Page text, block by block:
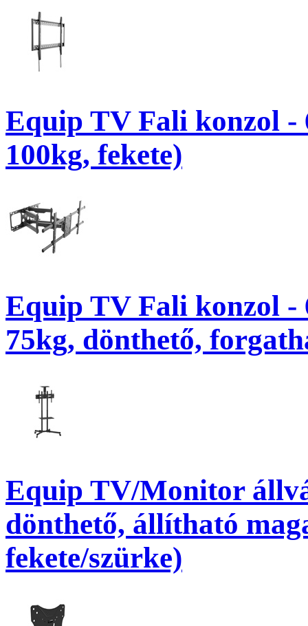
Equip TV Fali konzol -
100kg, fekete)
Equip TV Fali konzol
75kg, dönthető,
Equip TV/Monitor
dönthető, állítható
fekete/szürke)